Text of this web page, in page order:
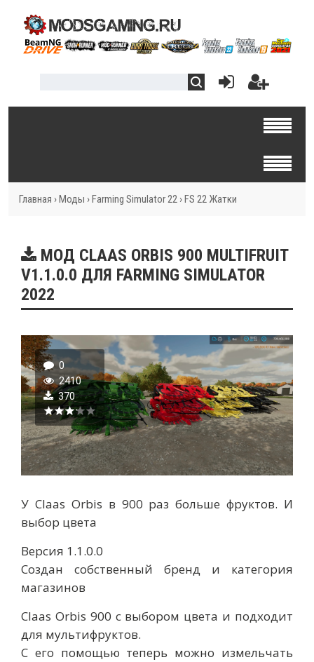
Главная › Моды › Farming Simulator 22 › FS 22 Жатки
MOД CLAAS ORBIS 900 MULTIFRUIT
V1.1.0.0 ДЛЯ FARMING SIMULATOR
2022
0
2410
370
У Claas Orbis в 900 раз больше фруктов. И
выбор цвета
Версия 1.1.0.0
Создан собственный бренд и категория
магазинов
Claas Orbis 900 с выбором цвета и подходит
для мультифруктов.
С его помощью теперь можно измельчать